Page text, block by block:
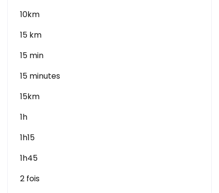
10km
15 km
15 min
15 minutes
15km
1h
1h15
1h45
2 fois